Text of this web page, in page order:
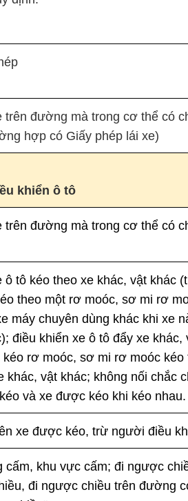
trên đường mà trong cơ thể có
hợp có Giấy phép lái xe)
khiển ô tô
trên đường mà trong cơ thể có
ô tô kéo theo xe khác, vật khác
theo một rơ moóc, sơ mi rơ
máy chuyên dùng khác khi xe
điều khiển xe ô tô đẩy xe khác,
kéo rơ moóc, sơ mi rơ moóc kéo
khác, vật khác; không nối chắc
và xe được kéo khi kéo nhau.
xe được kéo, trừ người điều
khu vực cấm; đi ngược
đi ngược chiều trên đường